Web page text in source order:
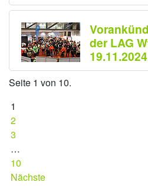
der LAG
Seite 1 von 10.
1
2
3
…
10
Nächste